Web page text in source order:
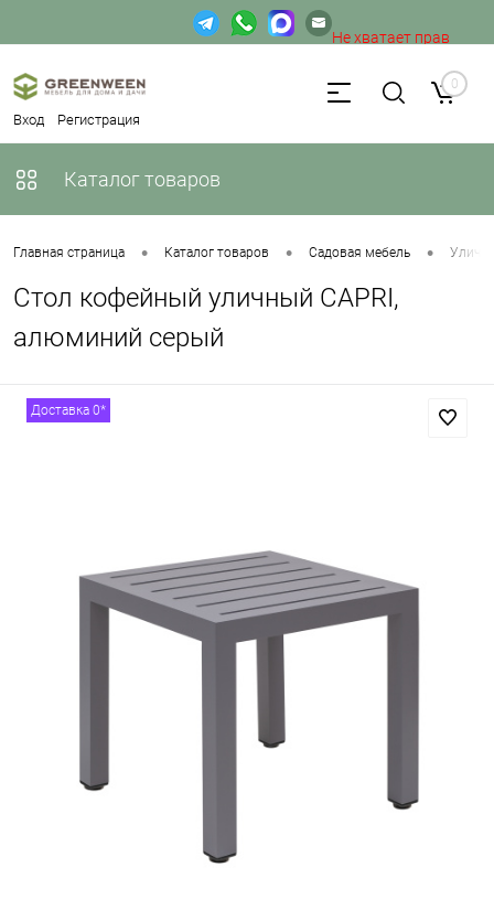
Вход Регистрация
Не хватает прав
доступа к веб-форме. 0
Каталог товаров
Главная страница • Каталог товаров • Садовая мебель •
Стол кофейный уличный CAPRI,
алюминий серый
Доставка 0*